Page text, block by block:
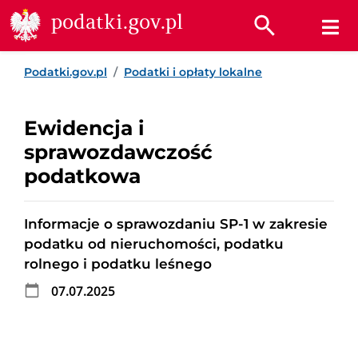
Przejdź do treści
Przejdź do wyszukiwarki
Przejdź do stopki
podatki.gov.pl
Podatki.gov.pl Podatki i opłaty lokalne
Ewidencja i
sprawozdawczość
podatkowa
Informacje o sprawozdaniu SP-1 w zakresie
podatku od nieruchomości, podatku
rolnego i podatku leśnego
07.07.2025